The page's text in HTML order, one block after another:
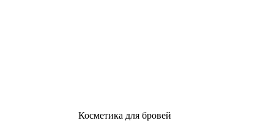
Косметика для бровей